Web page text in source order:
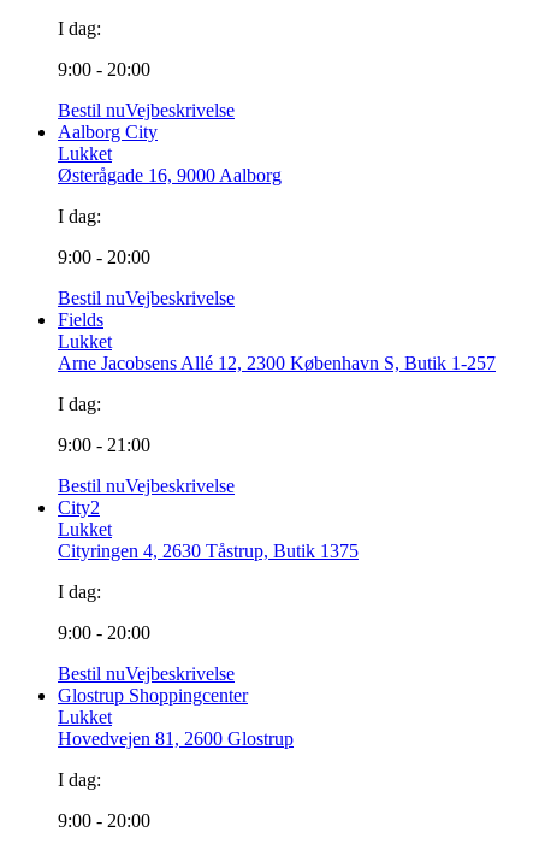
I dag:
9:00 - 20:00
Bestil nuVejbeskrivelse
Aalborg City
Lukket
Østerågade 16, 9000 Aalborg
I dag:
9:00 - 20:00
Bestil nuVejbeskrivelse
Fields
Lukket
Arne Jacobsens Allé 12, 2300 København S, Butik 1-257
I dag:
9:00 - 21:00
Bestil nuVejbeskrivelse
City2
Lukket
Cityringen 4, 2630 Tåstrup, Butik 1375
I dag:
9:00 - 20:00
Bestil nuVejbeskrivelse
Glostrup Shoppingcenter
Lukket
Hovedvejen 81, 2600 Glostrup
I dag:
9:00 - 20:00